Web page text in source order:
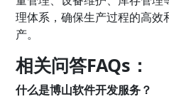
理体系，确保生产过程的高效
产。
相关问答FAQs：
什么是博山软件开发服务？